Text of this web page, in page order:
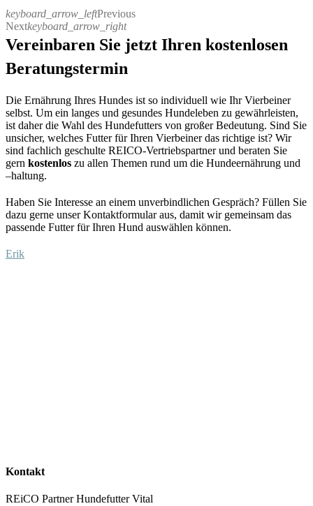
keyboard_arrow_leftPrevious
Nextkeyboard_arrow_right
Vereinbaren Sie jetzt Ihren kostenlosen
Beratungstermin
Die Ernährung Ihres Hundes ist so individuell wie Ihr Vierbeiner
selbst. Um ein langes und gesundes Hundeleben zu gewährleisten,
ist daherdie Wahl des Hundefutters von großer Bedeutung. Sind Sie
unsicher, welches Futter für Ihren Vierbeinerdas richtige ist? Wir
sind fachlich geschulte REICO-Vertriebspartnerund beraten Sie
gern kostenlos zu allen Themen rund um die Hundeernährung und
–haltung.
Haben Sie Interesse an einem unverbindlichen Gespräch? Füllen Sie
dazu gerne unser Kontaktformular aus, damit wir gemeinsam das
passende Futter für Ihren Hund auswählen können.
Erik
Kontakt
REiCO Partner Hundefutter Vital